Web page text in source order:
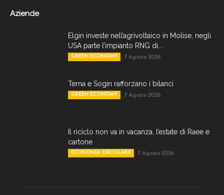
Aziende
Elgin investe nell’agrivoltaico in Molise, negli
USA parte l’impianto RNG di...
GREEN ECONOMY 7 Agosto 2026
Terna e Sogin rafforzano i bilanci
GREEN ECONOMY 7 Agosto 2026
Il riciclo non va in vacanza, l’estate di Raee e
cartone
ECONOMIA CIRCOLARE 7 Agosto 2026